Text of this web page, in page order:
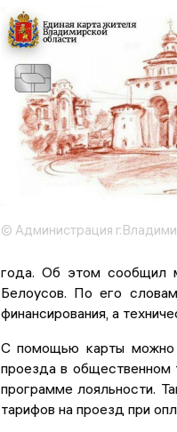
© Администрация
года. Об этом сообщил
Белоусов. По его
финансирования, а
С помощью карты можно
проезда в общественном
программе лояльности.
тарифов на проезд при